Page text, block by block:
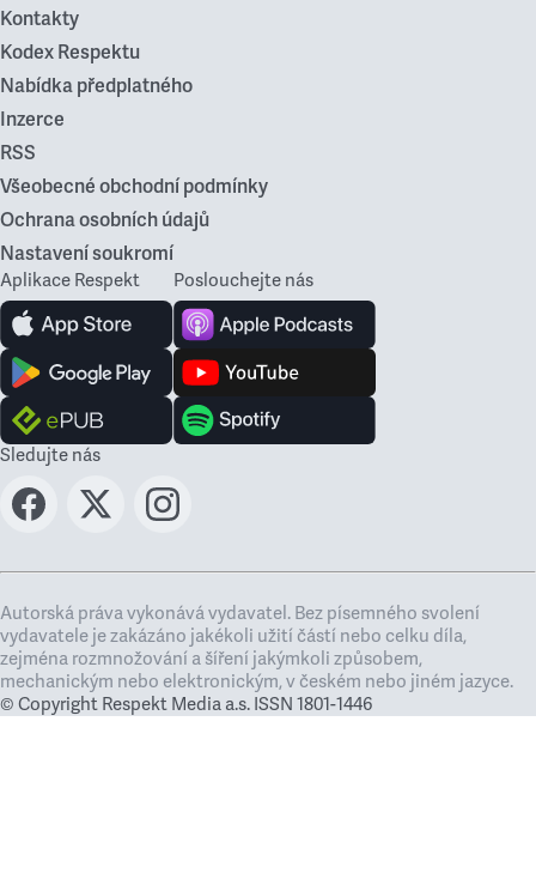
Kontakty
Kodex Respektu
Nabídka předplatného
Inzerce
RSS
Všeobecné obchodní podmínky
Ochrana osobních údajů
Nastavení soukromí
Aplikace Respekt Poslouchejte nás
Sledujte nás
Autorská práva vykonává vydavatel. Bez písemného svolení
vydavatele je zakázáno jakékoli užití částí nebo celku díla,
zejména rozmnožování a šíření jakýmkoli způsobem,
mechanickým nebo elektronickým, v českém nebo jiném jazyce.
© Copyright Respekt Media a.s. ISSN 1801-1446